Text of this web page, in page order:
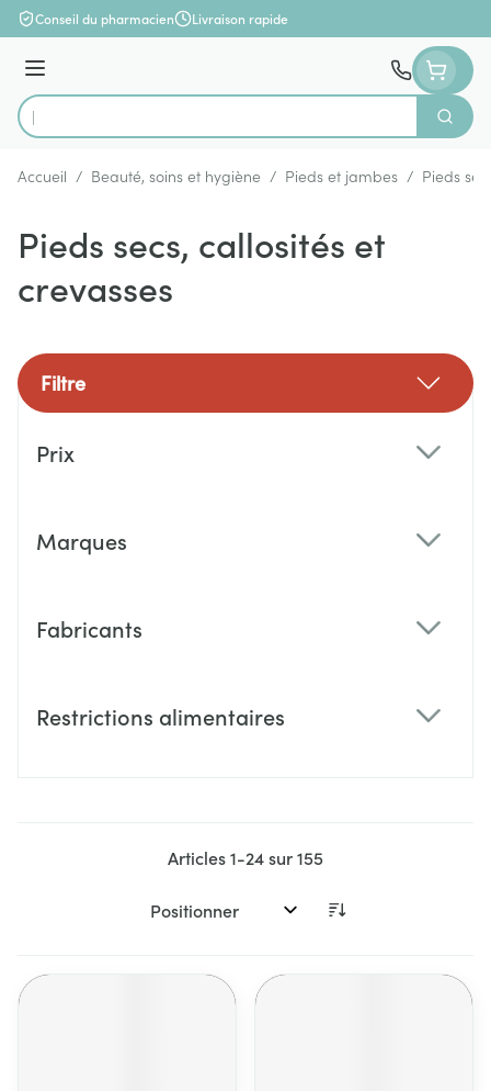
Aller au contenu
Conseil du pharmacien Livraison rapide
Menu
Rechercher
Accueil / Beauté, soins et hygiène / Pieds et jambes / Pieds
Pieds secs, callosités et
crevasses
Filtre
Prix
Marques
Fabricants
Restrictions alimentaires
Articles1-24sur155
Trier par: